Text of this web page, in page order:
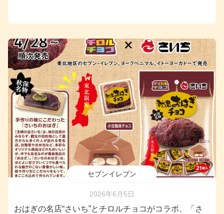
セブンイレブン
2026年6月5日
おはぎの名店“さいち”とチロルチョコがコラボ、「さ